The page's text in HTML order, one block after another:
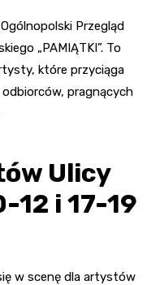
Przegląd
„PAMIĄTKI”. To
które przyciąga
pragnących
Ulicy
12 i 17-19
w scenę dla artystów